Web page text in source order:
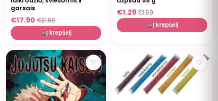
garsais
€17.90 €21.90
Į krepšelį
€1.29 €1.69
Į krepšelį
♡ NUOLAIDA ♡